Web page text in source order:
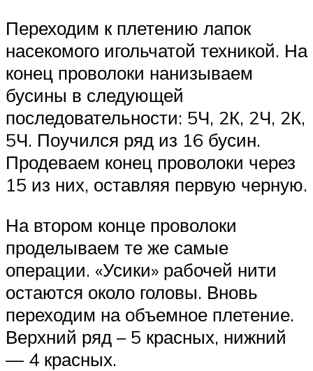
Переходим к плетению лапок
насекомого игольчатой техникой. На
конец проволоки нанизываем
бусины в следующей
последовательности: 5Ч, 2К, 2Ч, 2К,
5Ч. Поучился ряд из 16 бусин.
Продеваем конец проволоки через
15 из них, оставляя первую черную.
На втором конце проволоки
проделываем те же самые
операции. «Усики» рабочей нити
остаются около головы. Вновь
переходим на объемное плетение.
Верхний ряд – 5 красных, нижний
— 4 красных.